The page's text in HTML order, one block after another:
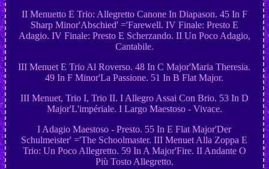
II Menuetto E Trio: Allegretto Canone In Diapason. 45 In F
Sharp Minor'Abschied' ='Farewell. IV Finale: Presto E
Adagio. IV Finale: Presto E Scherzando. II Un Poco Adagio,
Cantabile.
III Menuet E Trio Al Roverso. 48 In C Major'Maria Theresia.
49 In F Minor'La Passione. 51 In B Flat Major.
III Menuet, Trio I, Trio II. I Allegro Assai Con Brio. 53 In D
Major'L'impériale. I Largo Maestoso - Vivace.
I Adagio Maestoso - Presto. 55 In E Flat Major'Der
Schulmeister' ='The Schoolmaster. III Menuet Alla Zoppa E
Trio: Un Poco Allegretto. 59 In A Major'Fire. II Andante O
Più Tosto Allegretto.